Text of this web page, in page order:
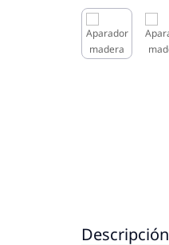
Descripción